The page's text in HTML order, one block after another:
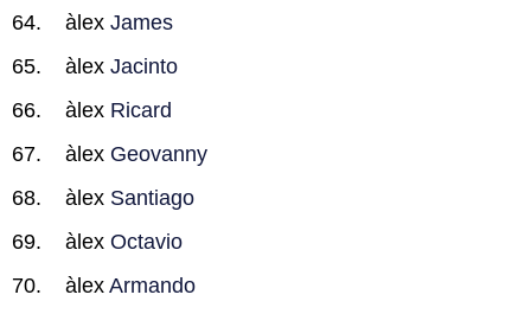
àlex James
àlex Jacinto
àlex Ricard
àlex Geovanny
àlex Santiago
àlex Octavio
àlex Armando